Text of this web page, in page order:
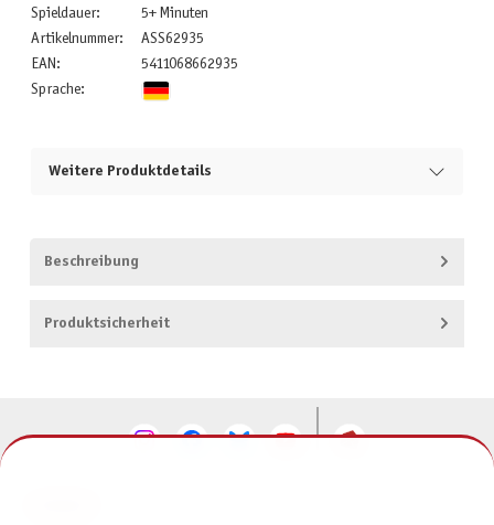
Spieldauer:
5+ Minuten
Artikelnummer:
ASS62935
EAN:
5411068662935
Sprache:
Weitere Produktdetails
Beschreibung
Produktsicherheit